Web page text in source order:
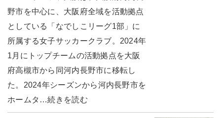
野市を中心に、大阪府全域を活動拠点
としている「なでしこリーグ1部」に
所属する女子サッカークラブ。2024年
1月にトップチームの活動拠点を大阪
府高槻市から同河内長野市に移転し
た。2024年シーズンから河内長野市を
ホームタ…続きを読む